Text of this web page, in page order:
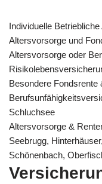
Individuelle
Altersvorsorge und
Altersvorsorge oder
Besondere Fondsrente
Schluchsee
Altersvorsorge &
Seebrugg,
Schönenbach,